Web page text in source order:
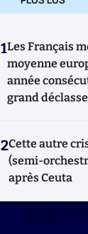
1Les Français
moyenne
année
grand
2Cette autre
(semi-
après Ceuta